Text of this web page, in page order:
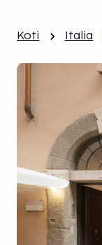
Koti Italia